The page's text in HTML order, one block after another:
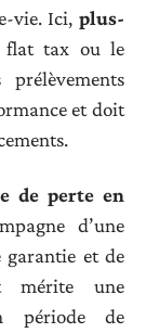
vie. Ici, plus-
flat tax ou le
et doit
de perte en
d’une
garantie et de
mérite une
période de